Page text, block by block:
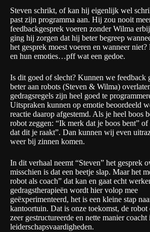
Steven schrikt, of kan hij eigenlijk wel
past zijn programma aan. Hij zou nooit
feedbackgesprek voeren zonder Wilma
ging hij zorgen dat hij beter begreep
het gesprek moest voeren en wanneer niet?
en hun emoties…pff wat een gedoe.
Is dit goed of slecht? Kunnen we feedback
beter aan robots (Steven & Wilma)
gedragsregels zijn heel goed te
Uitspraken kunnen op emotie beoordeeld
reactie daarop afgestemd. Als je heel boos
robot zeggen: “Ik merk dat je boos bent”
dat dit je raakt”. Dan kunnen wij even
weer bij zinnen komen.
In dit verhaal neemt “Steven” het gesprek
misschien is dat een beetje slap. Maar het
robot als coach” dat kan en gaat echt
gedragstherapieën wordt hier volop mee
geëxperimenteerd, het is een kleine stap
kantoortuin. Dat is onze toekomst, de robot
zeer gestructureerde en nette manier coacht
leiderschapsvaardigheden.